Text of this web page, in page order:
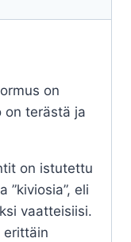
on
on terästä ja
on istutettu
”kiviosia”, eli
vaatteisiisi.
erittäin